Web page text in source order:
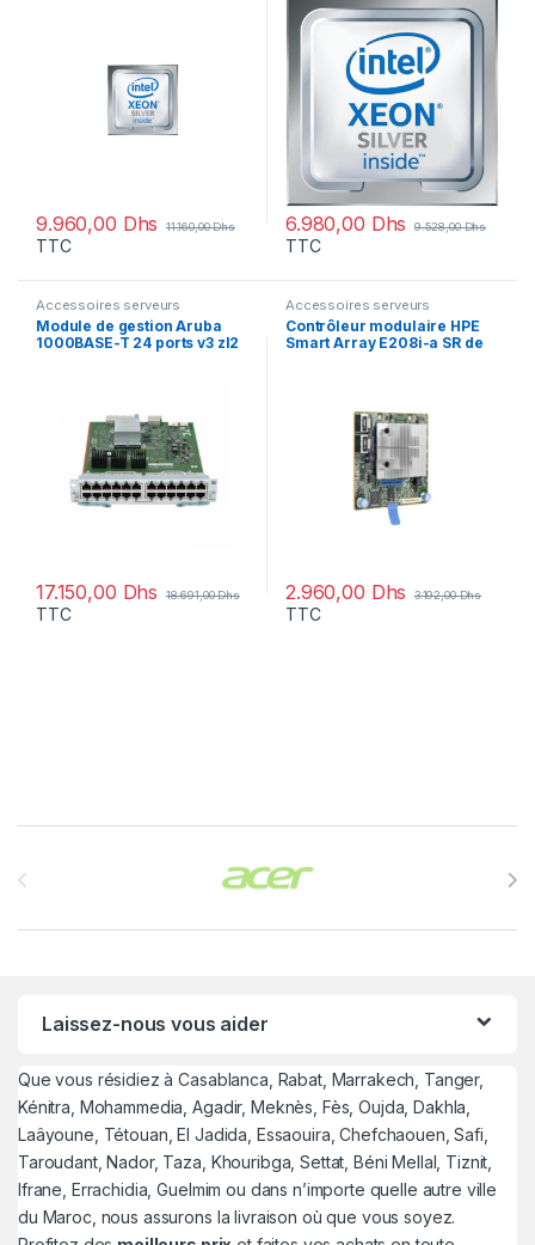
9.960,00 Dhs 11.160,00Dhs
TTC
(85W) DDR4-2400 (338-
BSDG)
6.980,00 Dhs 9.528,00Dhs
TTC
Accessoires serveurs
Module de gestion Aruba
1000BASE-T 24 ports v3 zl2
17.150,00 Dhs 18.691,00Dhs
TTC
Accessoires serveurs
Contrôleur modulaire HPE
Smart Array E208i-a SR de
2.960,00 Dhs 3.192,00Dhs
TTC
Laissez-nous vous aider
Que vous résidiez à Casablanca, Rabat, Marrakech, Tanger,
Kénitra, Mohammedia, Agadir, Meknès, Fès, Oujda, Dakhla,
Laâyoune, Tétouan, El Jadida, Essaouira, Chefchaouen, Safi,
Taroudant, Nador, Taza, Khouribga, Settat, Béni Mellal, Tiznit,
Ifrane, Errachidia, Guelmim ou dans n’importe quelle autre ville
du Maroc, nous assurons la livraison où que vous soyez.